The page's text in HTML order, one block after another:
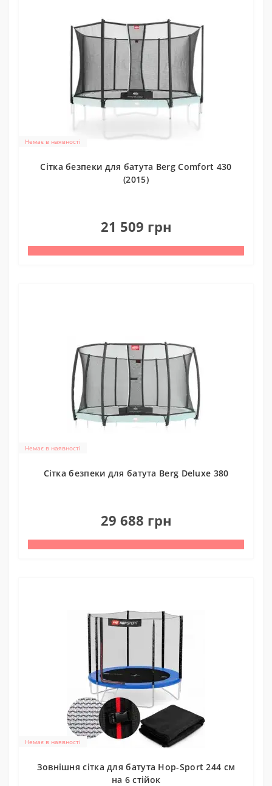
Немає в наявності
Cітка безпеки для батута Berg Comfort 430
(2015)
21 509 грн
Немає в наявності
Cітка безпеки для батута Berg Deluxe 380
29 688 грн
Немає в наявності
Зовнішня сітка для батута Hop-Sport 244 см
на 6 стійок